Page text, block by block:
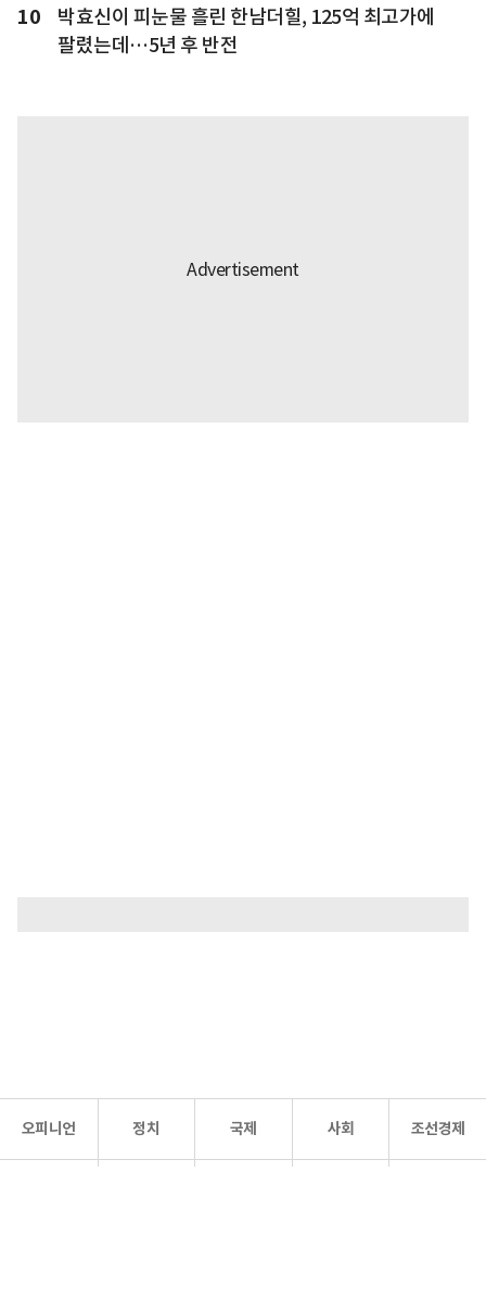
10
박효신이 피눈물 흘린 한남더힐, 125억 최고가에
팔렸는데…5년 후 반전
오피니언 정치 국제 사회 조선경제